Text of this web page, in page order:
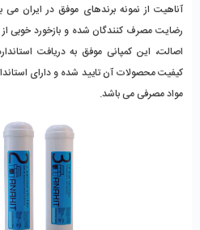
آناهیت از نمونه برندهای موفق در ایران
رضایت مصرف کنندگان شده و بازخورد خوبی از
اصالت، این کمپانی موفق به دریافت
کیفیت محصولات آن تایید شده و دارای
مواد مصرفی می باشد.